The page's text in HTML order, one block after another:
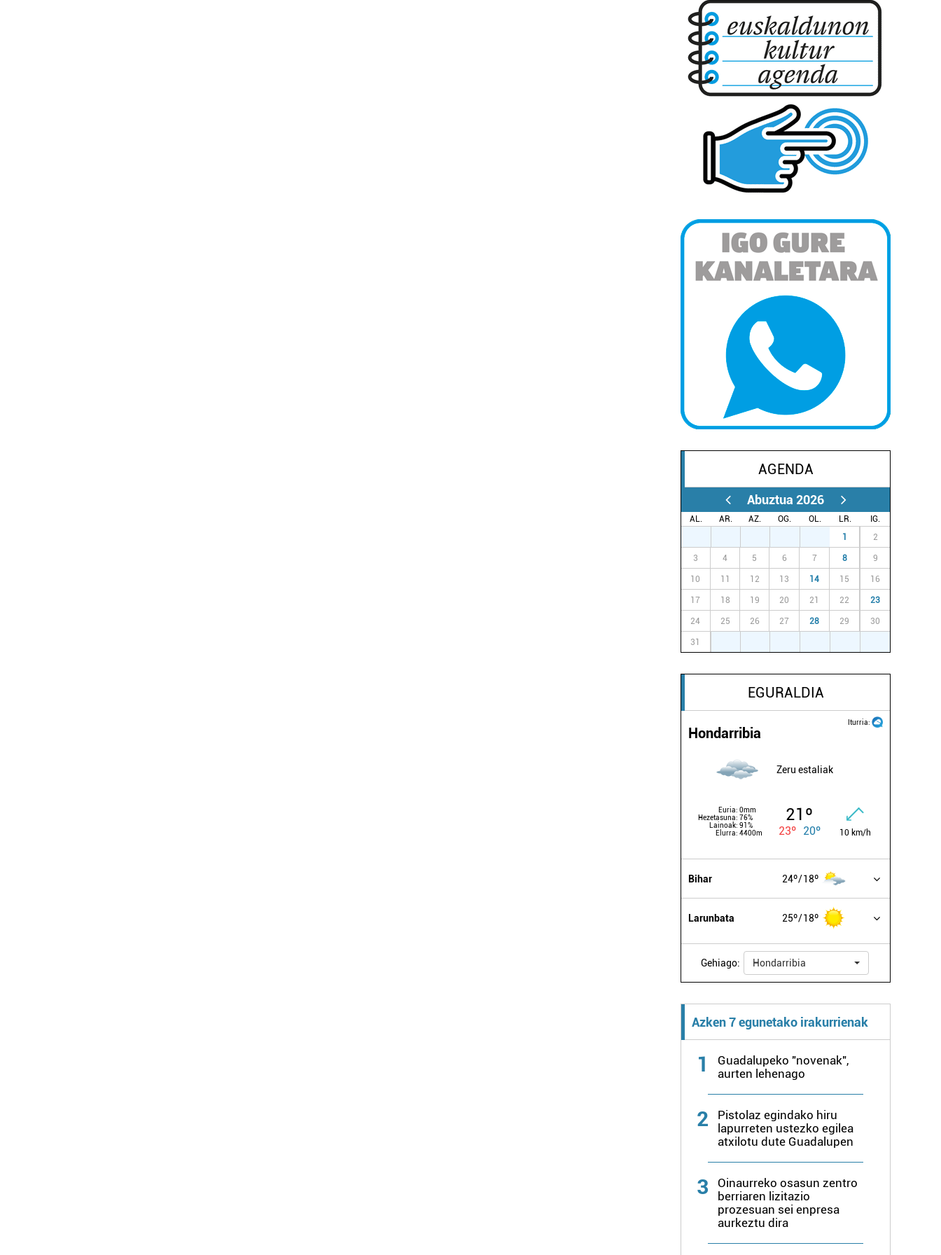
AGENDA
Abuztua 2026
AL. AR. AZ. OG. OL. LR.
IG.
1 2
3 4 5 6 7 8 9
10 11 12 13 14 15 16
17 18 19 20 21 22 23
24 25 26 27 28 29 30
31
EGURALDIA
Iturria:
Hondarribia
Zeru estaliak
Euria: 0mm
Hezetasuna: 76%
Lainoak: 91%
Elurra: 4400m
21º
23º 20º 10 km/h
Bihar 24º 18º
Larunbata 25º 18º
Gehiago: Hondarribia
Azken 7 egunetako irakurrienak
1
Guadalupeko "novenak",
aurten lehenago
2
Pistolaz egindako hiru
lapurreten ustezko egilea
atxilotu dute Guadalupen
3
Oinaurreko osasun zentro
berriaren lizitazio
prozesuan sei enpresa
aurkeztu dira